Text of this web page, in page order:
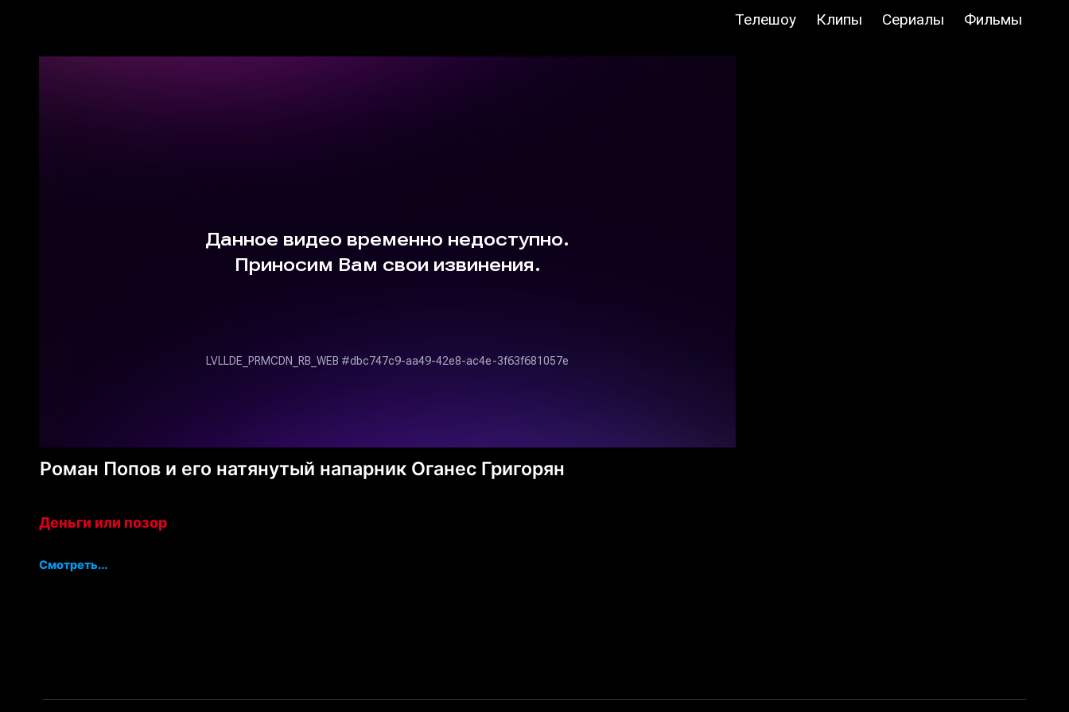
Телешоу Клипы Сериалы Фильмы
Роман Попов и его натянутый напарник Оганес Григорян
Деньги или позор
Смотреть...